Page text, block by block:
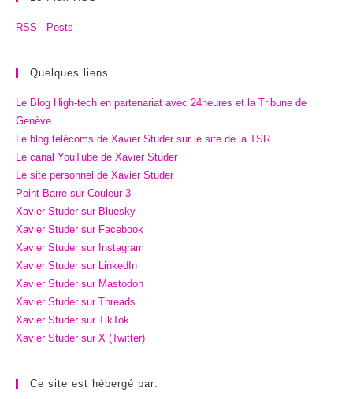
RSS - Posts
Quelques liens
Le Blog High-tech en partenariat avec 24heures et la Tribune de
Genève
Le blog télécoms de Xavier Studer sur le site de la TSR
Le canal YouTube de Xavier Studer
Le site personnel de Xavier Studer
Point Barre sur Couleur 3
Xavier Studer sur Bluesky
Xavier Studer sur Facebook
Xavier Studer sur Instagram
Xavier Studer sur LinkedIn
Xavier Studer sur Mastodon
Xavier Studer sur Threads
Xavier Studer sur TikTok
Xavier Studer sur X (Twitter)
Ce site est hébergé par: